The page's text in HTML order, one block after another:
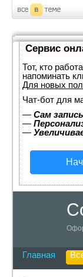
Сервис
Тот, кто
напоминать
Для новых
Чат-бот для
— Сам
—
—
Главная